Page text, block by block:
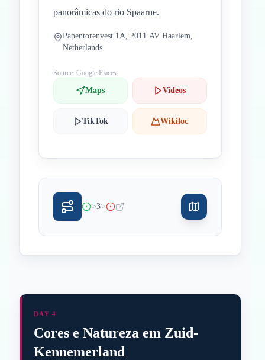
panorâmicas do rio Spaarne.
Papentorenvest 1A, 2011 AV Haarlem,
Netherlands
Source: Google Places
Maps Videos
TikTok Wikiloc
>3>
DAY 4
Cores e Natureza em Zuid-
Kennemerland